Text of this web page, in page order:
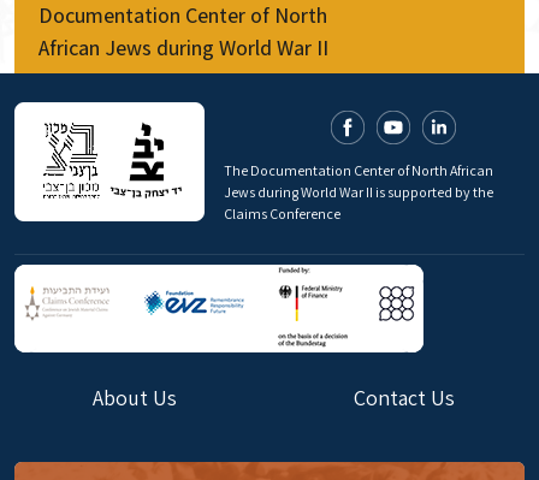
Documentation Center of North
African Jews during World War II
The Documentation Center of North African
Jews during World War II is supported by the
Claims Conference
About Us Contact Us